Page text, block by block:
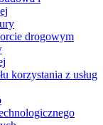
drogowym
korzystania z usług